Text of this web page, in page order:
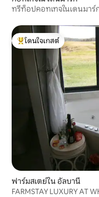
ทรีท็อปคอทเทจในเดนมาร์
โดนใจเกสต์ที่สุด
โดนใจเกสต์
ฟาร์มสเตย์ใน อัลบานี
FARMSTAY LUXURY AT